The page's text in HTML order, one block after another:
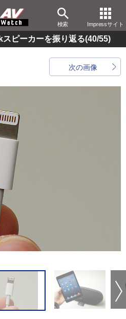
検索 Impressサイト
ピーカーを振り返る(40/55)
次の画像